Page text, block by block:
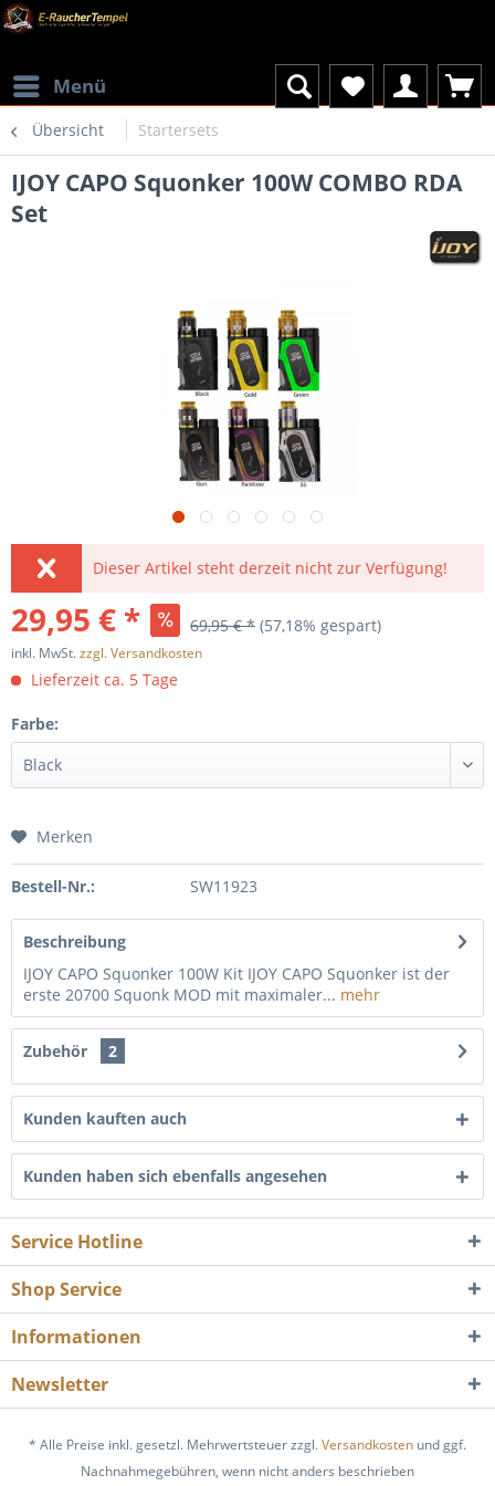
Menü
Übersicht Startersets
IJOY CAPO Squonker 100W COMBO RDA
Set
Dieser Artikel steht derzeit nicht zur Verfügung!
29,95 € * 69,95 € * (57,18% gespart)
inkl. MwSt.zzgl. Versandkosten
Lieferzeit ca. 5 Tage
Farbe:
Merken
Bestell-Nr.: SW11923
Beschreibung
IJOY CAPO Squonker 100W Kit IJOY CAPO Squonker ist der
erste 20700 Squonk MOD mit maximaler... mehr
Zubehör 2
Kunden kauften auch
Kunden haben sich ebenfalls angesehen
Service Hotline
Shop Service
Informationen
Newsletter
* Alle Preise inkl. gesetzl. Mehrwertsteuer zzgl.Versandkosten und ggf.
Nachnahmegebühren, wenn nicht anders beschrieben